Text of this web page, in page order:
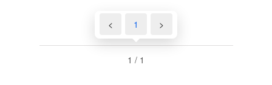
< 1 >
1 / 1